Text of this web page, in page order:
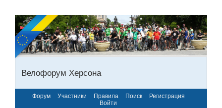
Велофорум Херсона
Форум Участники Правила Поиск
Регистрация
Войти